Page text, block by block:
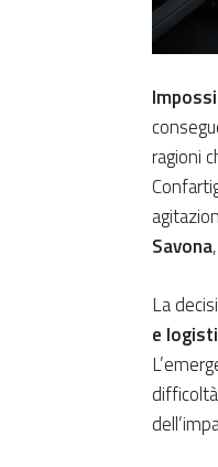
ragioni
Savona
La
e